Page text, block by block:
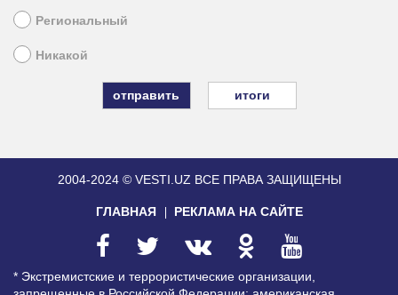
Региональный
Никакой
итоги
2004-2024 © VESTI.UZ ВСЕ ПРАВА ЗАЩИЩЕНЫ
ГЛАВНАЯ РЕКЛАМА НА САЙТЕ
* Экстремистские и террористические организации,